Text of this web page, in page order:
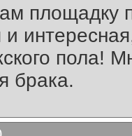
площадку
пола!
брака.